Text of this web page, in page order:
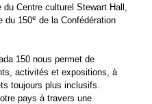
du Centre culturel Stewart Hall,
du 150e de la Confédération
150 nous permet de
activités et expositions, à
toujours plus inclusifs.
pays à travers une